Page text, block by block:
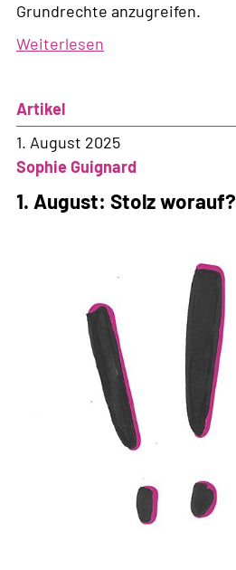
Grundrechte anzugreifen.
Weiterlesen
das
Parlament
als
Werkzeug
Desinformation
Artikel
1. August 2025
Sophie Guignard
1. August: Stolz worauf?